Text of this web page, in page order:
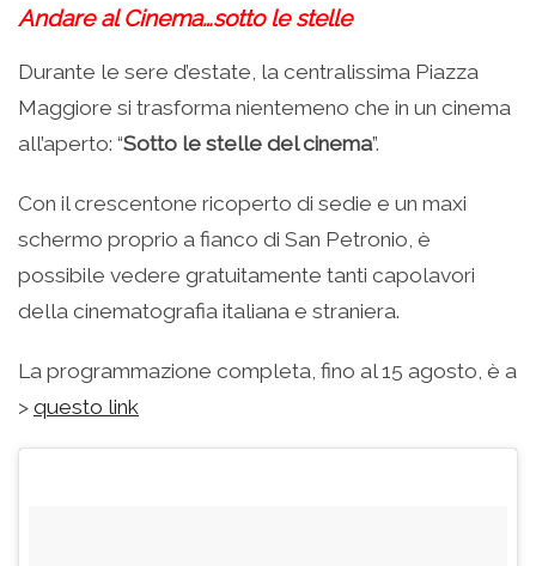
Andare al Cinema…sotto le stelle
Durante le sere d’estate, la centralissima Piazza
Maggiore si trasforma nientemeno che in un cinema
all’aperto: “Sotto le stelle del cinema”.
Con il crescentone ricoperto di sedie e un maxi
schermo proprio a fianco di San Petronio, è
possibile vedere gratuitamente tanti capolavori
della cinematografia italiana e straniera.
La programmazione completa, fino al 15 agosto, è a
> questo link